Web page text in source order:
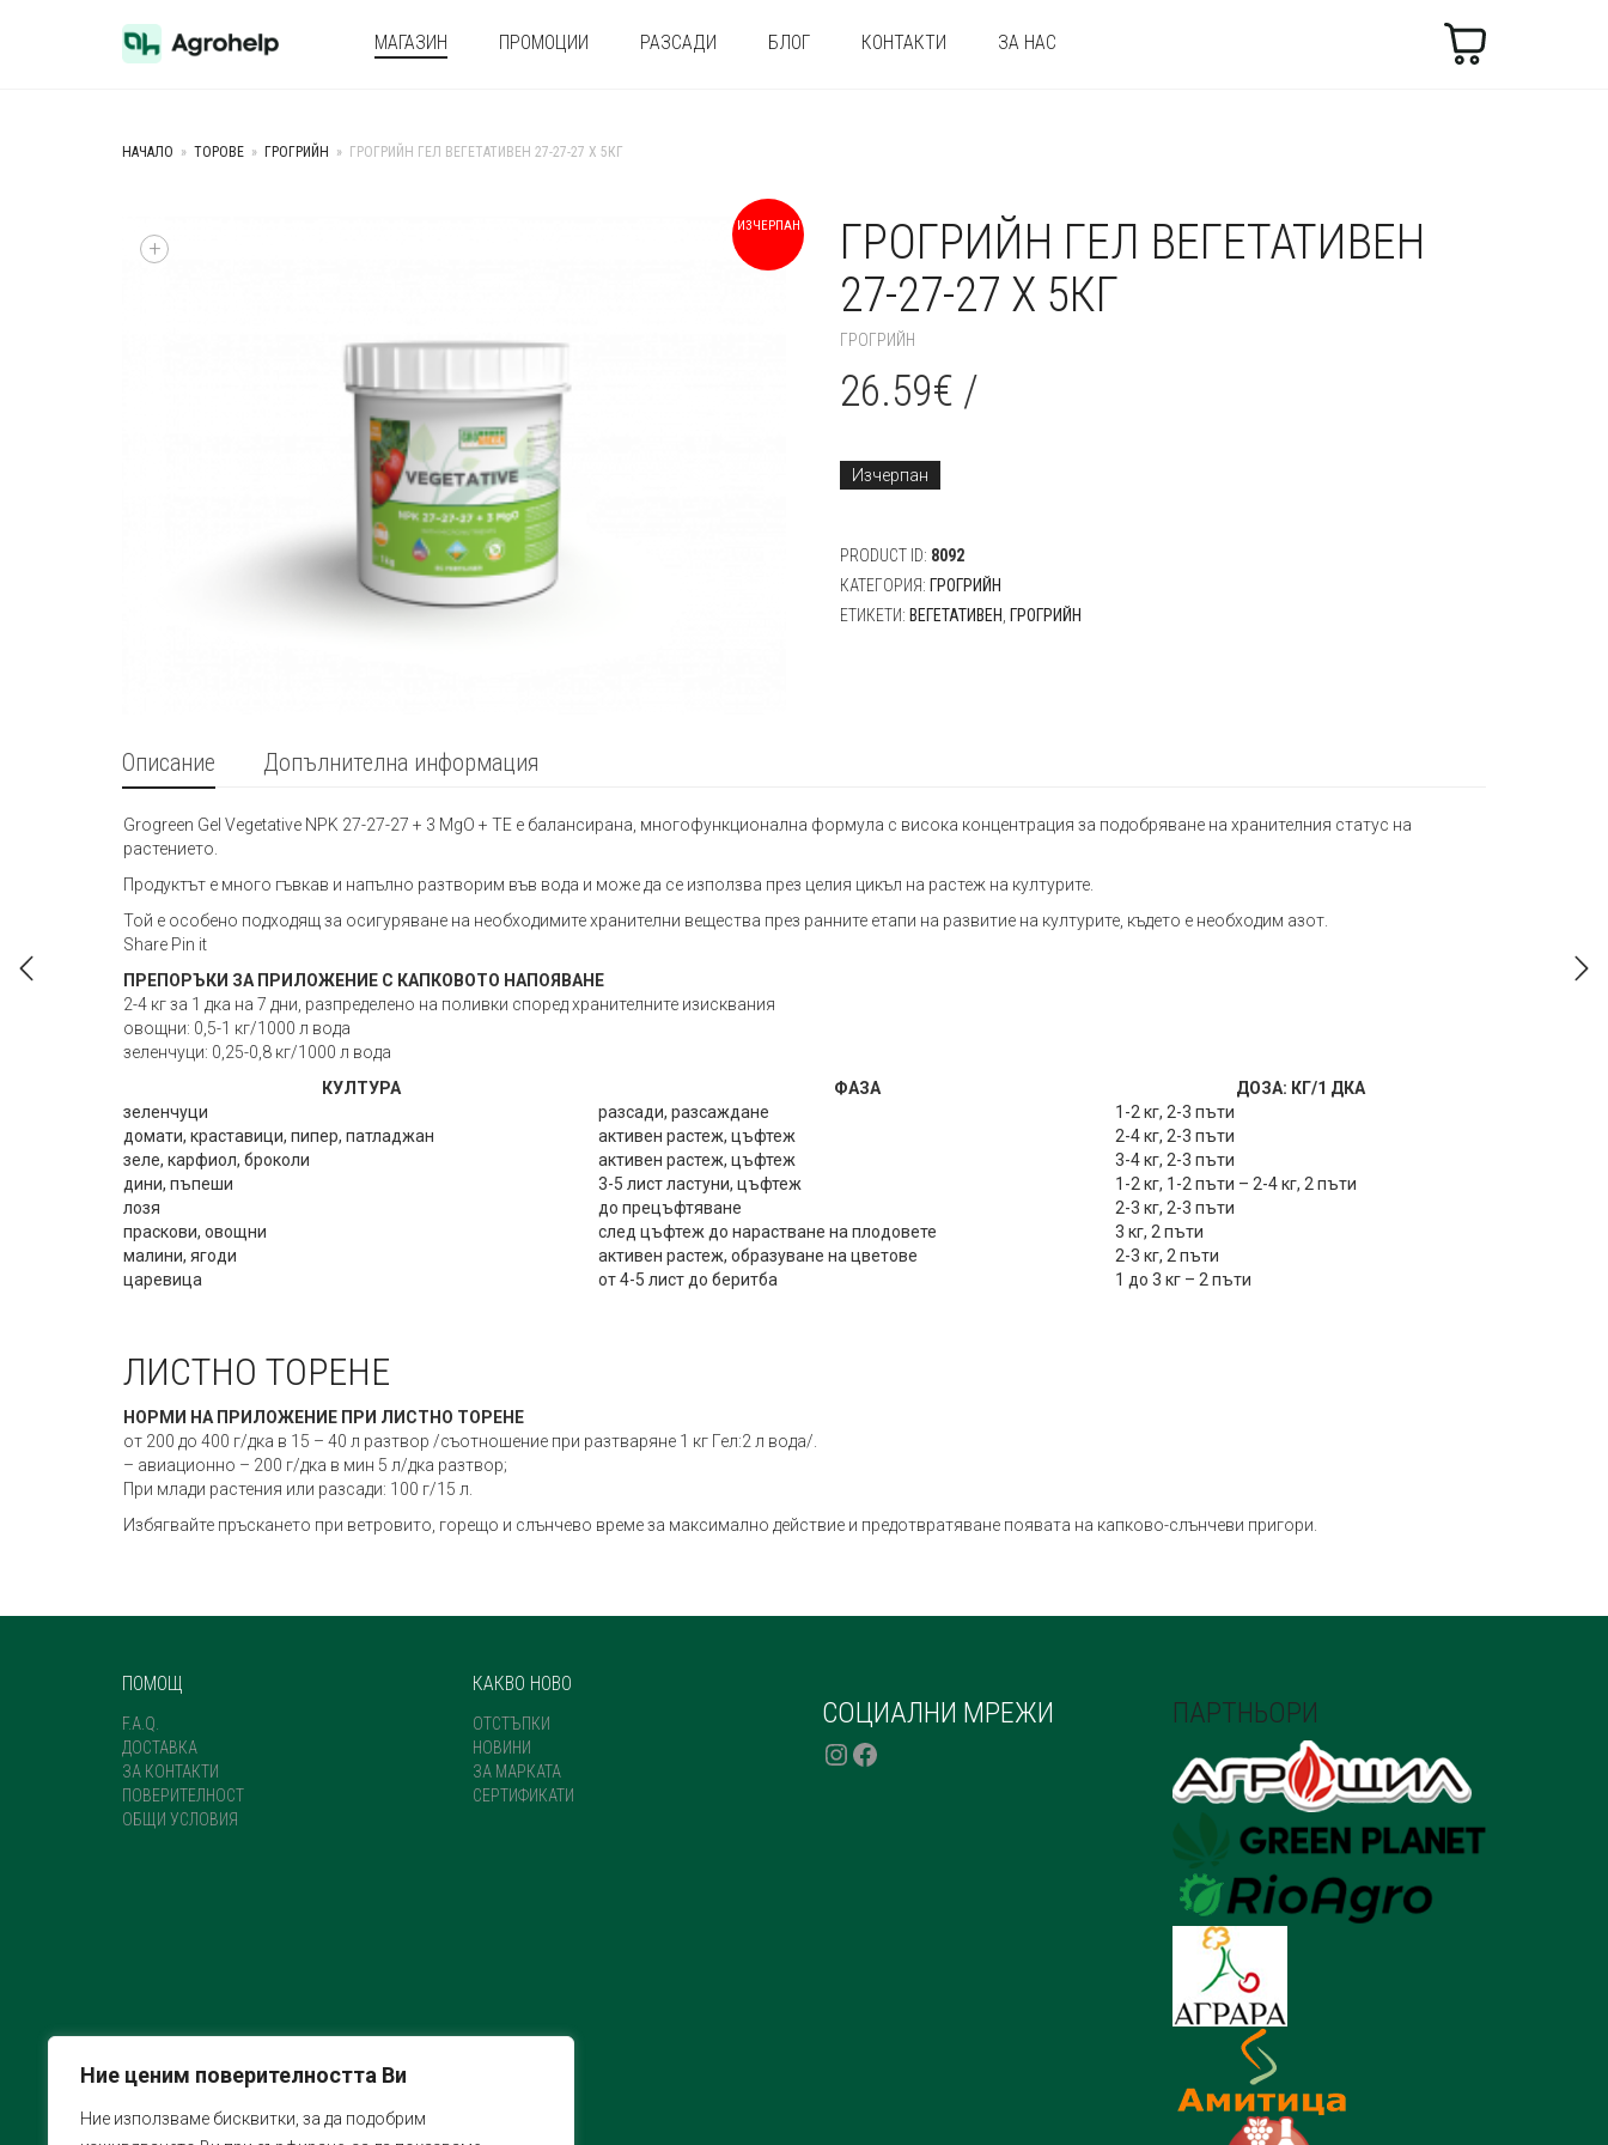
Ние ценим поверителността Ви
Ние използваме бисквитки, за да подобрим
МАГАЗИН ПРОМОЦИИ РАЗСАДИ БЛОГ КОНТАКТИ ЗА НАС Търсене
НАЧАЛО » ТОРОВЕ » ГРОГРИЙН » ГРОГРИЙН ГЕЛ ВЕГЕТАТИВЕН 27-27-27 Х 5КГ
ИЗЧЕРПАН
+
ГРОГРИЙН ГЕЛ ВЕГЕТАТИВЕН
27-27-27 Х 5КГ
ГРОГРИЙН
26.59€ /
Изчерпан
PRODUCT ID: 8092
КАТЕГОРИЯ: ГРОГРИЙН
ЕТИКЕТИ: ВЕГЕТАТИВЕН ГРОГРИЙН
Описание Допълнителна информация
Grogreen Gel Vegetative NPK 27-27-27 + 3 MgO + TE е балансирана, многофункционална формула с висока концентрация за подобряване на хранителния статус на
растението.
Продуктът е много гъвкав и напълно разтворим във вода и може да се използва през целия цикъл на растеж на културите.
Той е особено подходящ за осигуряване на необходимите хранителни вещества през ранните етапи на развитие на културите, където е необходим азот.
Share Pin it
ПРЕПОРЪКИ ЗА ПРИЛОЖЕНИЕ С КАПКОВОТО НАПОЯВАНЕ
2-4 кг за 1 дка на 7 дни, разпределено на поливки според хранителните изисквания
овощни: 0,5-1 кг/1000 л вода
зеленчуци: 0,25-0,8 кг/1000 л вода
КУЛТУРА
ФАЗА
ДОЗА: КГ/1 ДКА
зеленчуци
разсади, разсаждане
1-2 кг, 2-3 пъти
домати, краставици, пипер, патладжан
активен растеж, цъфтеж
2-4 кг, 2-3 пъти
зеле, карфиол, броколи
активен растеж, цъфтеж
3-4 кг, 2-3 пъти
дини, пъпеши
3-5 лист ластуни, цъфтеж
1-2 кг, 1-2 пъти – 2-4 кг, 2 пъти
лозя
до прецъфтяване
2-3 кг, 2-3 пъти
праскови, овощни
след цъфтеж до нарастване на плодовете
3 кг, 2 пъти
малини, ягоди
активен растеж, образуване на цветове
2-3 кг, 2 пъти
царевица
от 4-5 лист до беритба 1 до 3 кг – 2 пъти
ЛИСТНО ТОРЕНЕ
НОРМИ НА ПРИЛОЖЕНИЕ ПРИ ЛИСТНО ТОРЕНЕ
от 200 до 400 г/дка в 15 – 40 л разтвор /съотношение при разтваряне 1 кг Гел:2 л вода/.
– авиационно – 200 г/дка в мин 5 л/дка разтвор;
При млади растения или разсади: 100 г/15 л.
Избягвайте пръскането при ветровито, горещо и слънчево време за максимално действие и предотвратяване появата на капково-слънчеви пригори.
ПОМОЩ
F.A.Q.
ДОСТАВКА
ЗА КОНТАКТИ
ПОВЕРИТЕЛНОСТ
ОБЩИ УСЛОВИЯ
КАКВО НОВО
ОТСТЪПКИ
НОВИНИ
ЗА МАРКАТА
СЕРТИФИКАТИ
СОЦИАЛНИ МРЕЖИ
INSTAGRAM
FACEBOOK
ПАРТНЬОРИ